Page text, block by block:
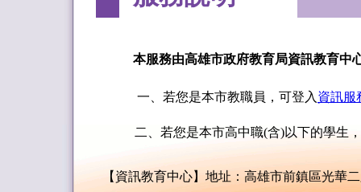
本服務由高雄市政府教育局資訊教育中
一、若您是本市教職員，可登入 資訊服
二、若您是本市高中職(含)以下的學生
【資訊教育中心】地址：高雄市前鎮區光華